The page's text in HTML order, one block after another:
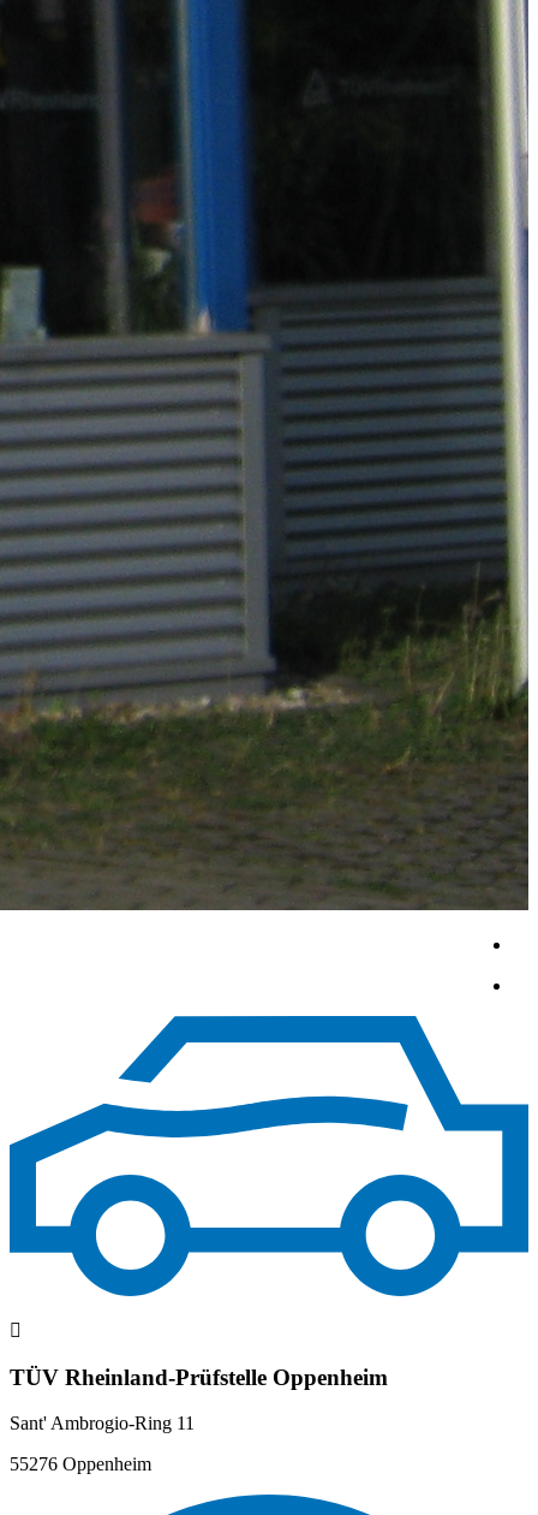
TÜV Rheinland-Prüfstelle Oppenheim
Sant' Ambrogio-Ring 11
55276 Oppenheim